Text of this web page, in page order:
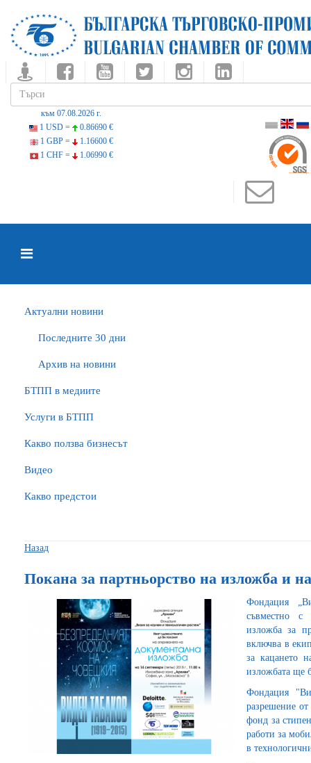
към 07.08.2026 г.
1 USD =
0.86690 €
1 GBP =
1.16600 €
1 CHF =
1.06990 €
Актуални новини
Последните 30 дни
Архив на новини
БTПП в медиите
Услуги в БТПП
Какво ползва бизнесът
Видео
Какво предстои
Назад
Покана за партньорство на изложба и
Фондация
съвместно с
изложба за
включва в
за кацането
изложбата ще
Фондация
разрешение
фонд за
работи за
в